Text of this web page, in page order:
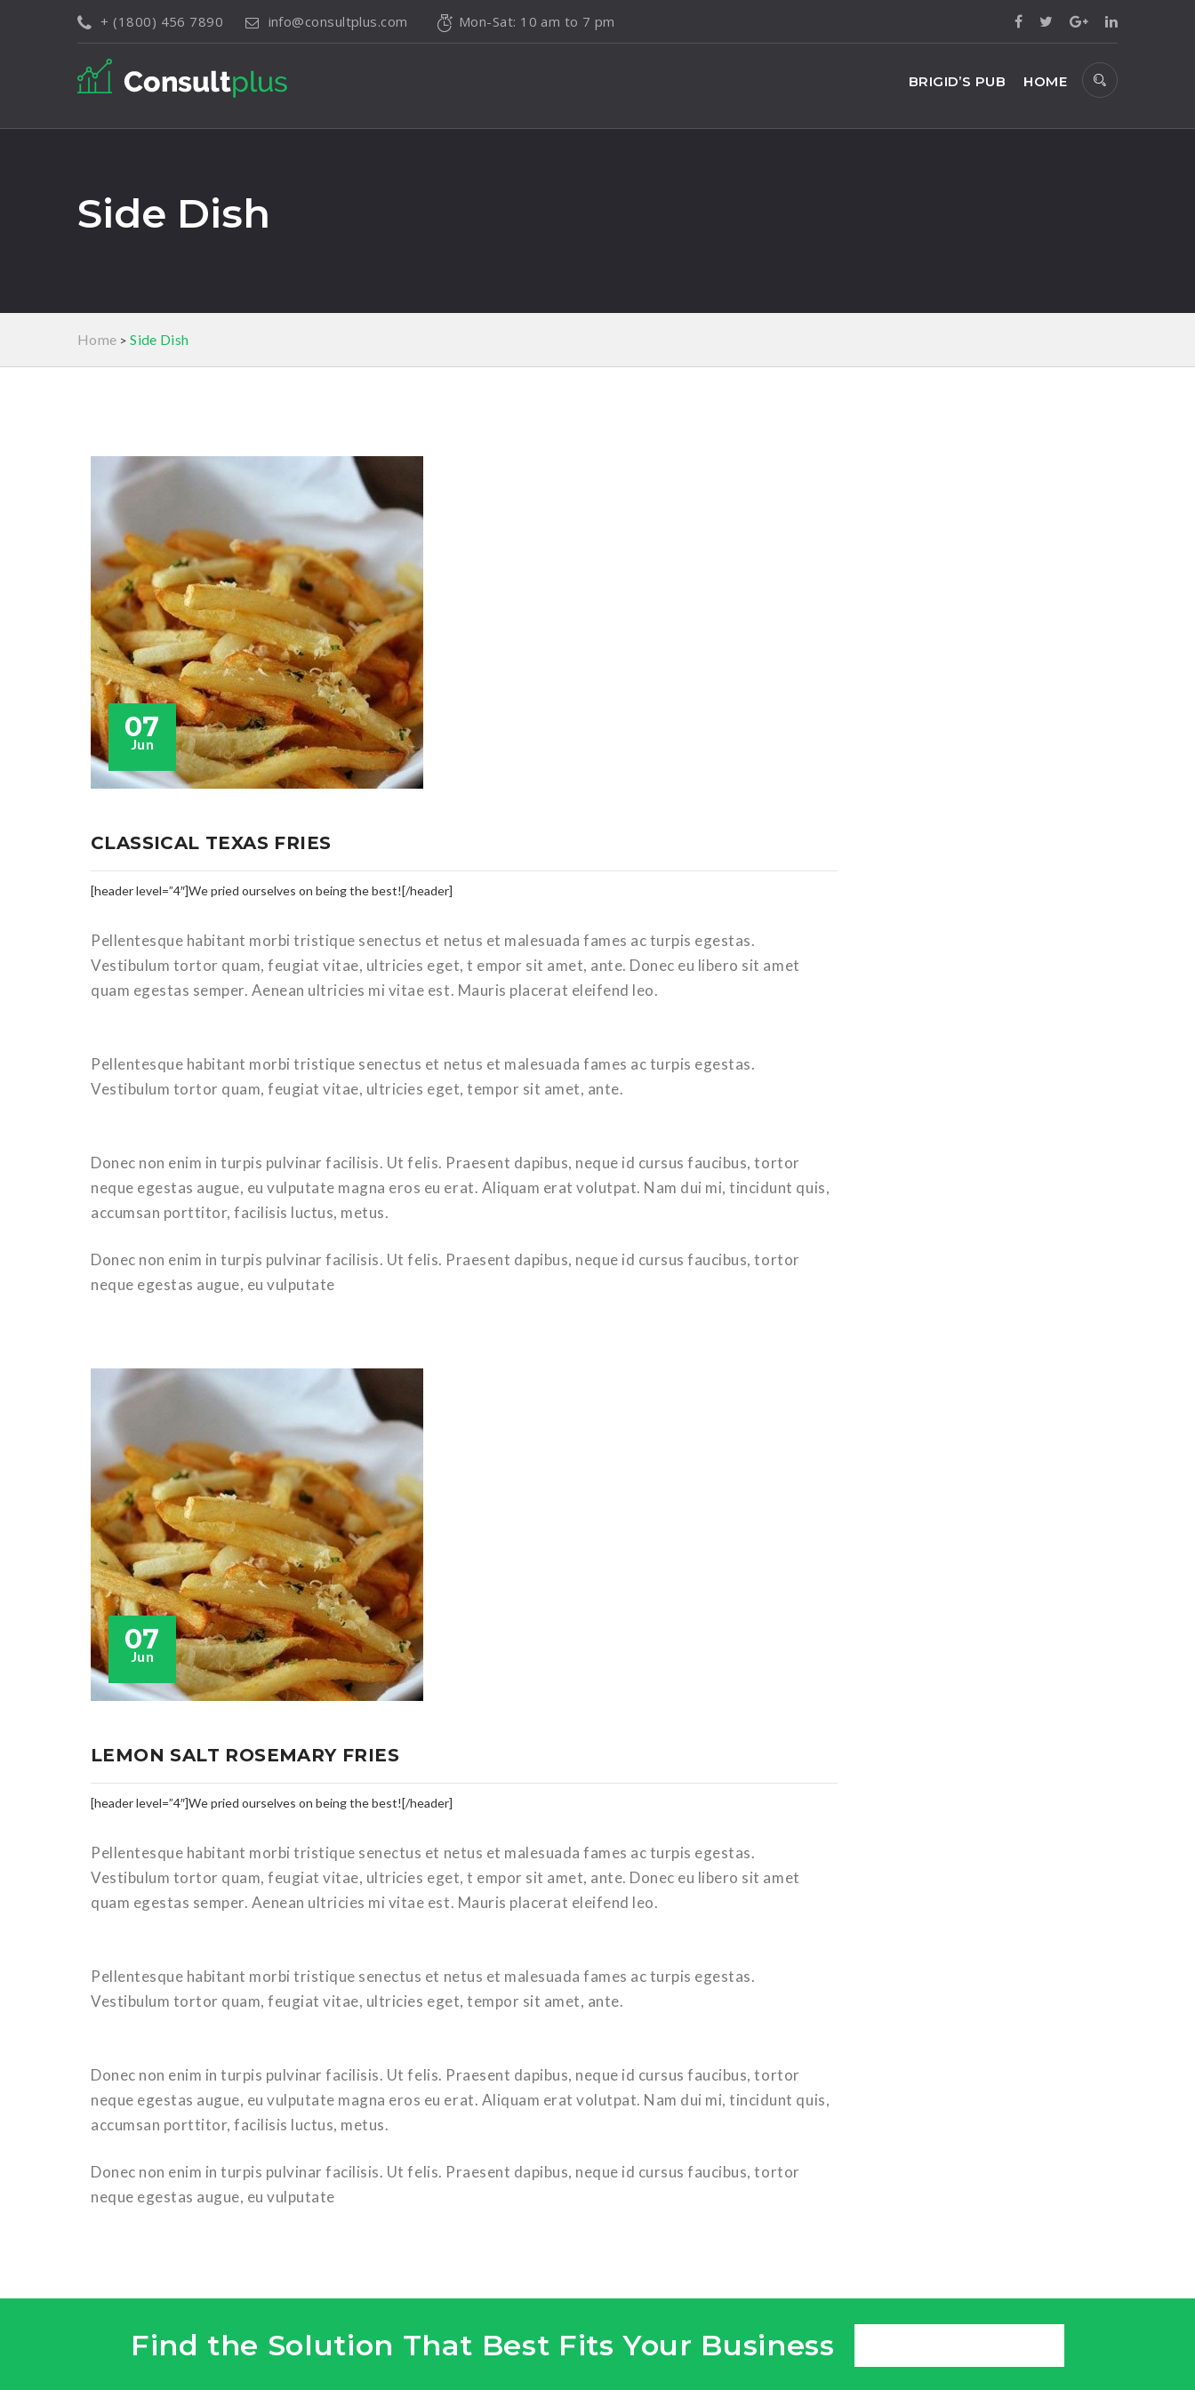
+ (1800) 456 7890 info@consultplus.com Mon-Sat: 10 am to 7 pm
BRIGID’S PUB HOME
Side Dish
Home >Side Dish
07
Jun
CLASSICAL TEXAS FRIES
[header level=”4″]We pried ourselves on being the best![/header]
Pellentesque habitant morbi tristique senectus et netus et malesuada fames ac turpis egestas.
Vestibulum tortor quam, feugiat vitae, ultricies eget, t empor sit amet, ante. Donec eu libero sit amet
quam egestas semper. Aenean ultricies mi vitae est. Mauris placerat eleifend leo.
Pellentesque habitant morbi tristique senectus et netus et malesuada fames ac turpis egestas.
Vestibulum tortor quam, feugiat vitae, ultricies eget, tempor sit amet, ante.
Donec non enim in turpis pulvinar facilisis. Ut felis. Praesent dapibus, neque id cursus faucibus, tortor
neque egestas augue, eu vulputate magna eros eu erat. Aliquam erat volutpat. Nam dui mi, tincidunt quis,
accumsan porttitor, facilisis luctus, metus.
Donec non enim in turpis pulvinar facilisis. Ut felis. Praesent dapibus, neque id cursus faucibus, tortor
neque egestas augue, eu vulputate
07
Jun
LEMON SALT ROSEMARY FRIES
[header level=”4″]We pried ourselves on being the best![/header]
Pellentesque habitant morbi tristique senectus et netus et malesuada fames ac turpis egestas.
Vestibulum tortor quam, feugiat vitae, ultricies eget, t empor sit amet, ante. Donec eu libero sit amet
quam egestas semper. Aenean ultricies mi vitae est. Mauris placerat eleifend leo.
Pellentesque habitant morbi tristique senectus et netus et malesuada fames ac turpis egestas.
Vestibulum tortor quam, feugiat vitae, ultricies eget, tempor sit amet, ante.
Donec non enim in turpis pulvinar facilisis. Ut felis. Praesent dapibus, neque id cursus faucibus, tortor
neque egestas augue, eu vulputate magna eros eu erat. Aliquam erat volutpat. Nam dui mi, tincidunt quis,
accumsan porttitor, facilisis luctus, metus.
Donec non enim in turpis pulvinar facilisis. Ut felis. Praesent dapibus, neque id cursus faucibus, tortor
neque egestas augue, eu vulputate
Find the Solution That Best Fits Your Business